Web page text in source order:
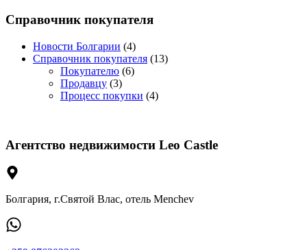
Справочник покупателя
Новости Болгарии (4)
Справочник покупателя (13)
Покупателю (6)
Продавцу (3)
Процесс покупки (4)
Агентство недвижимости Leo Castle
Болгария, г.Святой Влас, отель Menchev